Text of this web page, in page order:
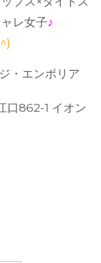
レ女子♪
・エンポリア
口862-1 イオン